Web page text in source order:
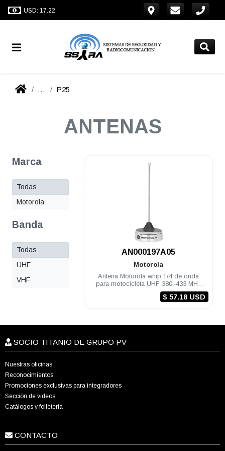
USD: 17.22
... P25
ANTENAS
Marca
Todas
Motorola
Banda
Todas
UHF
VHF
AN000197A05
Motorola
Antena Motorola whip 1/4 de onda
para motocicleta UHF 380–433 MHz
APX8500
$ 57.18 USD
SOCIO TITANIO DE GRUPO PV
Nuestras oficinas
Reconocimientos
Promociones exclusivas para integradores
Sección de videos
Catálogos y folletería
CONTACTO